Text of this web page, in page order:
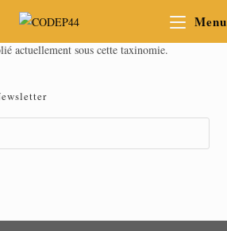
Menu
actuellement sous cette taxinomie.